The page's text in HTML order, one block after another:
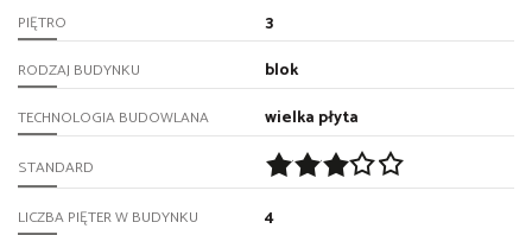
PIĘTRO 3
RODZAJ BUDYNKU blok
TECHNOLOGIA BUDOWLANA wielka płyta
STANDARD
LICZBA PIĘTER W BUDYNKU 4